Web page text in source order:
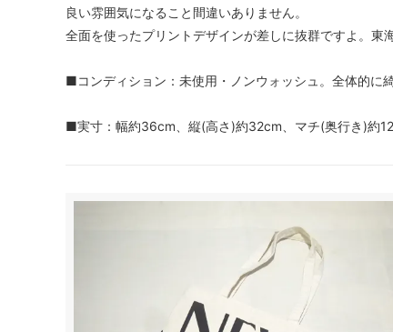
良い雰囲気になること間違いありません。
全面を使ったプリントデザインが差しに抜群ですよ。東
■コンディション：未使用・ノンウォッシュ。全体的に
■実寸：幅約36cm、縦(高さ)約32cm、マチ(奥行き)約